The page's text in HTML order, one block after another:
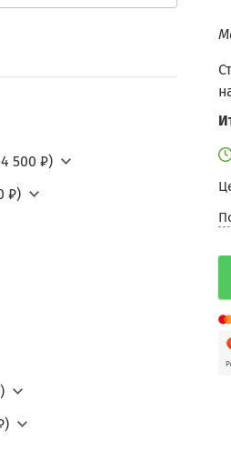
500 ₽)
₽)